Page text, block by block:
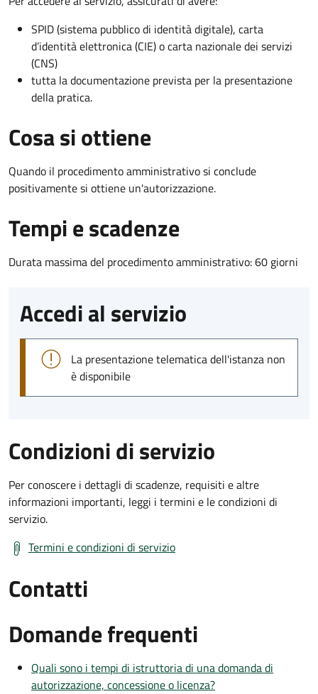
SPID (sistema pubblico di identità digitale), carta
d’identità elettronica (CIE) o carta nazionale dei servizi
(CNS)
tutta la documentazione prevista per la presentazione
della pratica.
Cosa si ottiene
Quando il procedimento amministrativo si conclude
positivamente si ottiene un'autorizzazione.
Tempi e scadenze
Durata massima del procedimento amministrativo: 60 giorni
Accedi al servizio
La presentazione telematica dell'istanza non
è disponibile
Condizioni di servizio
Per conoscere i dettagli di scadenze, requisiti e altre
informazioni importanti, leggi i termini e le condizioni di
servizio.
Termini e condizioni di servizio
Contatti
Domande frequenti
Quali sono i tempi di istruttoria di una domanda di
autorizzazione, concessione o licenza?